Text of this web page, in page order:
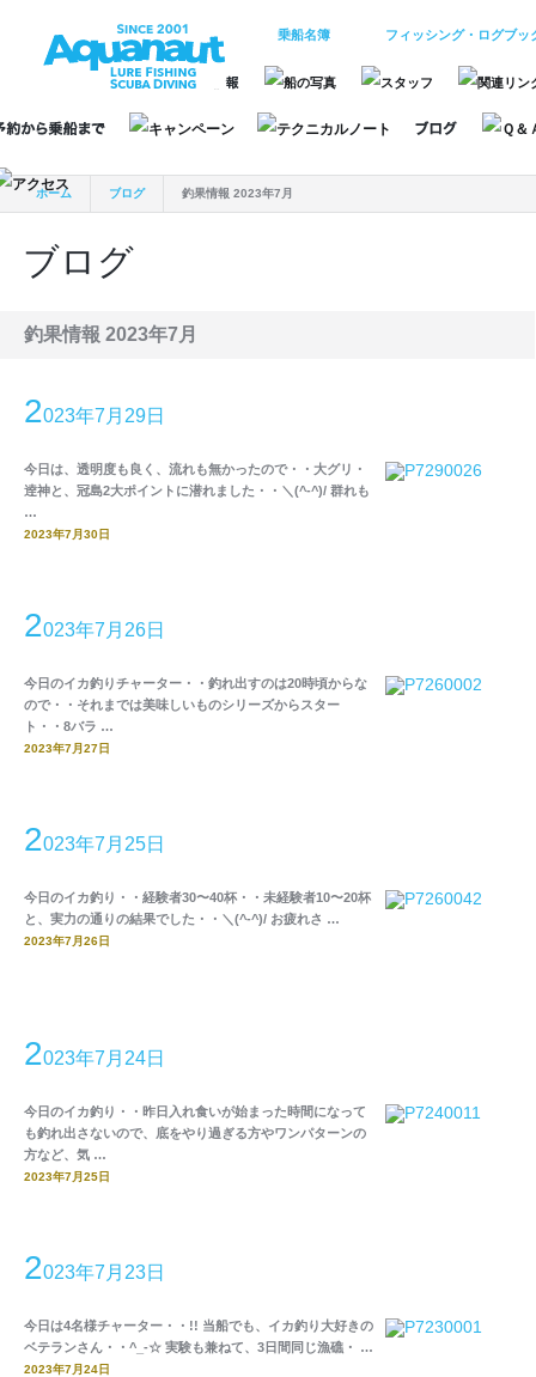
乗船名簿 フィッシング・ログブッ
ホーム ブログ 釣果情報 2023年7月
ブログ
釣果情報 2023年7月
2023年7月29日
今日は、透明度も良く、流れも無かったので・・大グリ・
逹神と、冠島2大ポイントに潜れました・・＼(^-^)/ 群れも
…
2023年7月30日
2023年7月26日
今日のイカ釣りチャーター・・釣れ出すのは20時頃からな
ので・・それまでは美味しいものシリーズからスター
ト・・8バラ …
2023年7月27日
2023年7月25日
今日のイカ釣り・・経験者30〜40杯・・未経験者10〜20杯
と、実力の通りの結果でした・・＼(^-^)/ お疲れさ …
2023年7月26日
2023年7月24日
今日のイカ釣り・・昨日入れ食いが始まった時間になって
も釣れ出さないので、底をやり過ぎる方やワンパターンの
方など、気 …
2023年7月25日
2023年7月23日
今日は4名様チャーター・・!! 当船でも、イカ釣り大好きの
ベテランさん・・^_-☆ 実験も兼ねて、3日間同じ漁礁・ …
2023年7月24日